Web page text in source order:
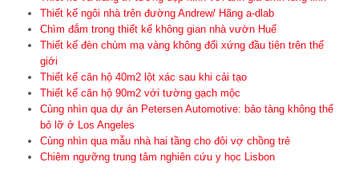
Thiết kế ngôi nhà trên đường Andrew/ Hãng a-dlab
Chìm đắm trong thiết kế không gian nhà vườn Huế
Thiết kế đèn chùm mạ vàng không đối xứng đầu tiên trên thế
giới
Thiết kế căn hộ 40m2 lột xác sau khi cải tạo
Thiết kế căn hộ 90m2 với tường gạch mộc
Cùng nhìn qua dự án Petersen Automotive: bảo tàng không thể
bỏ lỡ ở Los Angeles
Cùng nhìn qua mẫu nhà hai tầng cho đôi vợ chồng trẻ
Chiêm ngưỡng trung tâm nghiên cứu y học Lisbon